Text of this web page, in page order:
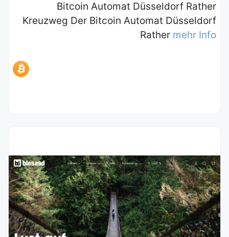
Bitcoin Automat Düsseldorf Rather
Kreuzweg Der Bitcoin Automat Düsseldorf
Rather mehr Info